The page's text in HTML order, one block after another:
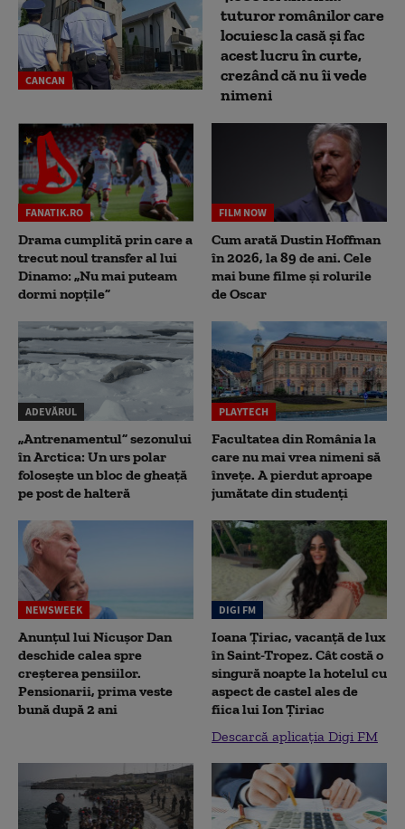
CANCAN
tuturor românilor care
locuiesc la casă și fac
acest lucru în curte,
crezând că nu îi vede
nimeni
FANATIK.RO
Drama cumplită prin care a
trecut noul transfer al lui
Dinamo: „Nu mai puteam
dormi nopțile”
FILM NOW
Cum arată Dustin Hoffman
în 2026, la 89 de ani. Cele
mai bune filme și rolurile
de Oscar
ADEVĂRUL
„Antrenamentul” sezonului
în Arctica: Un urs polar
folosește un bloc de gheață
pe post de halteră
PLAYTECH
Facultatea din România la
care nu mai vrea nimeni să
înveţe. A pierdut aproape
jumătate din studenţi
NEWSWEEK
Anunțul lui Nicușor Dan
deschide calea spre
creșterea pensiilor.
Pensionarii, prima veste
bună după 2 ani
DIGI FM
Ioana Țiriac, vacanță de lux
în Saint-Tropez. Cât costă o
singură noapte la hotelul cu
aspect de castel ales de
fiica lui Ion Țiriac
Descarcă aplicația Digi FM